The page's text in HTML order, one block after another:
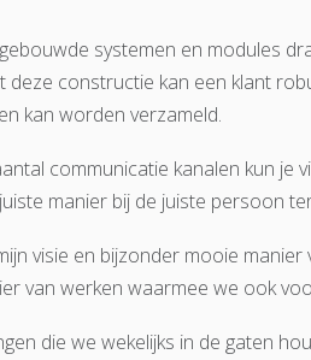
systemen en modules
deze constructie kan een klant
kan worden verzameld.
communicatie kanalen kun
manier bij de juiste persoon
visie en bijzonder mooie
van werken waarmee we ook
die we wekelijks in de gaten